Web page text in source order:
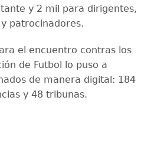
y 2 mil para dirigentes,
patrocinadores.
el encuentro contras los
de Futbol lo puso a
de manera digital: 184
y 48 tribunas.